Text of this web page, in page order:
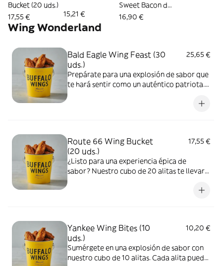
Bucket (20 uds.)
17,55 €
15,21 €
Sweet Bacon de
pollo
16,90 €
Wing Wonderland
Bald Eagle Wing Feast (30
uds.)
25,65 €
Prepárate para una explosión de sabor que
te hará sentir como un auténtico patriota.
Route 66 Wing Bucket
(20 uds.)
17,55 €
¿Listo para una experiencia épica de
sabor? Nuestro cubo de 20 alitas te llevará
Yankee Wing Bites (10
uds.)
10,20 €
Sumérgete en una explosión de sabor con
nuestro cubo de 10 alitas. Cada alita puede